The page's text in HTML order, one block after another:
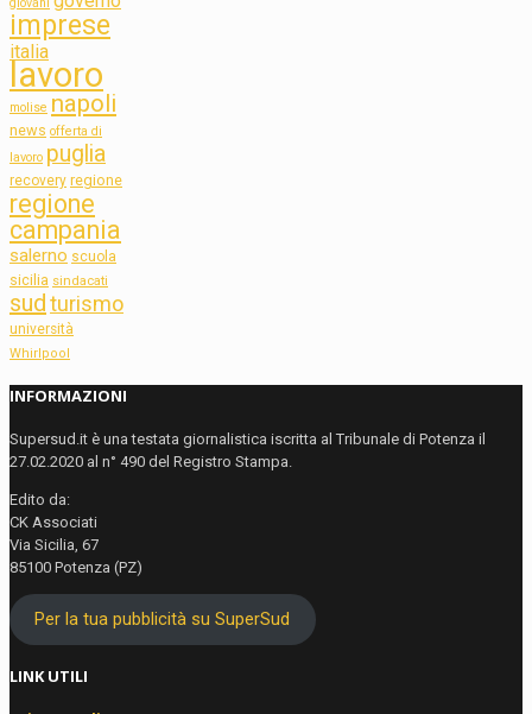
imprese
italia
lavoro
molise napoli
news offerta di
lavoro puglia
recovery regione
regione
campania
salerno scuola
sicilia sindacati
sudturismo
università
Whirlpool
INFORMAZIONI
Supersud.it è una testata giornalistica iscritta al Tribunale di Potenza il
27.02.2020 al n° 490 del Registro Stampa.
Edito da:
CK Associati
Via Sicilia, 67
85100 Potenza (PZ)
Per la tua pubblicità su SuperSud
LINK UTILI